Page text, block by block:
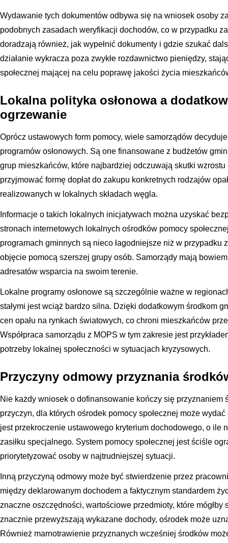
Wydawanie tych dokumentów odbywa się na wniosek osoby
podobnych zasadach weryfikacji dochodów, co w przypadku
doradzają również, jak wypełnić dokumenty i gdzie szukać
działanie wykracza poza zwykłe rozdawnictwo pieniędzy,
społecznej mającej na celu poprawę jakości życia
Lokalna polityka osłonowa a
ogrzewanie
Oprócz ustawowych form pomocy, wiele samorządów
programów osłonowych. Są one finansowane z budżetów
grup mieszkańców, które najbardziej odczuwają skutki
przyjmować formę dopłat do zakupu konkretnych rodzajów
realizowanych w lokalnych składach węgla.
Informacje o takich lokalnych inicjatywach można uzyskać
stronach internetowych lokalnych ośrodków pomocy
programach gminnych są nieco łagodniejsze niż w przypadku
objęcie pomocą szerszej grupy osób. Samorządy mają
adresatów wsparcia na swoim terenie.
Lokalne programy osłonowe są szczególnie ważne w
stałymi jest wciąż bardzo silna. Dzięki dodatkowym środkom
cen opału na rynkach światowych, co chroni mieszkańców
Współpraca samorządu z MOPS w tym zakresie jest
potrzeby lokalnej społeczności w sytuacjach kryzysowych.
Przyczyny odmowy przyznania
Nie każdy wniosek o dofinansowanie kończy się przyznaniem
przyczyn, dla których ośrodek pomocy społecznej może
jest przekroczenie ustawowego kryterium dochodowego, o ile
zasiłku specjalnego. System pomocy społecznej jest ściśle
priorytetyzować osoby w najtrudniejszej sytuacji.
Inną przyczyną odmowy może być stwierdzenie przez
między deklarowanym dochodem a faktycznym standardem
znaczne oszczędności, wartościowe przedmioty, które
znacznie przewyższają wykazane dochody, ośrodek może
Również marnotrawienie przyznanych wcześniej środków